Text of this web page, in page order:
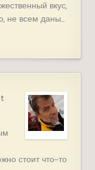
вкус,
не всем даны…
стоит что-то